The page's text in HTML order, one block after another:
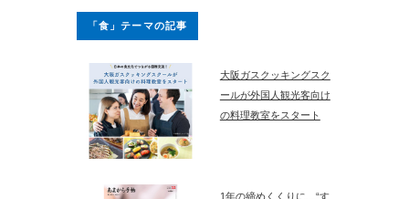
「食」テーマの記事
大阪ガスクッキングスク
ールが外国人観光客向け
の料理教室をスタート
1年の締めくくりに、“す